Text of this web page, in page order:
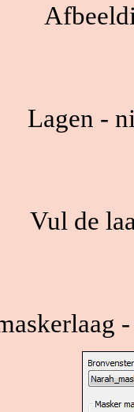
Lagen -
Vul de